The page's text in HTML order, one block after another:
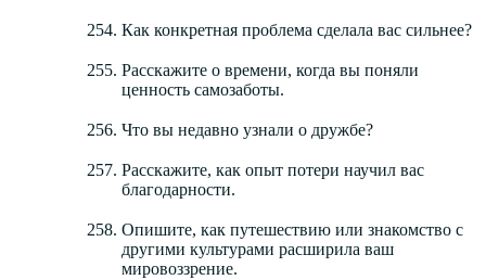
Как конкретная проблема сделала вас сильнее?
Расскажите о времени, когда вы поняли
ценность самозаботы.
Что вы недавно узнали о дружбе?
Расскажите, как опыт потери научил вас
благодарности.
Опишите, как путешествию или знакомство с
другими культурами расширила ваш
мировоззрение.